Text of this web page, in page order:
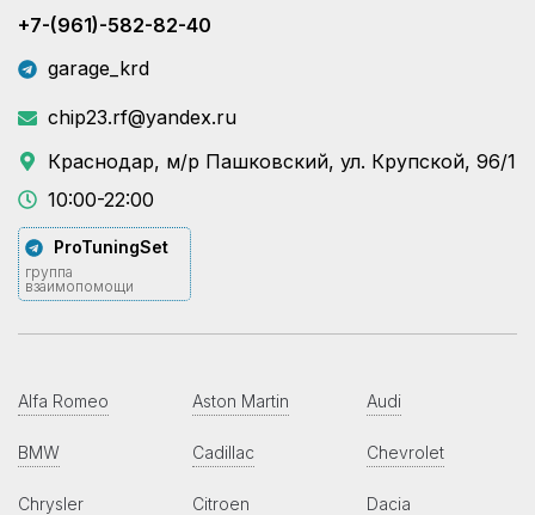
+7-(961)-582-82-40
garage_krd
chip23.rf@yandex.ru
Краснодар, м/р Пашковский, ул. Крупской, 96/1
10:00-22:00
ProTuningSet
группа
взаимопомощи
Alfa Romeo Aston Martin Audi
BMW Cadillac Chevrolet
Chrysler Citroen Dacia